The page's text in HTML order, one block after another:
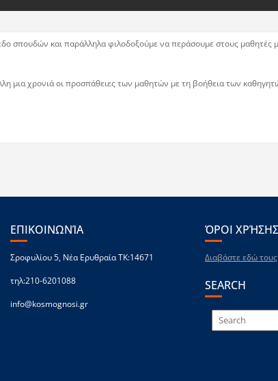
σπουδών και παράλληλα φιλοδοξούμε να περάσουμε στους μαθητές
μια χρονιά οι προσπάθειες των μαθητών με τη βοήθεια των
ΕΠΙΚΟΙΝΩΝΊΑ
Σροφυλίου 5, Νέα Ερυθραία ΤΚ:14671
τηλ:210-6201088
info@kosmognosi.gr
ΌΡΟΙ ΧΡΉΣΗΣ
Διαβάστε εδώ
SEARCH